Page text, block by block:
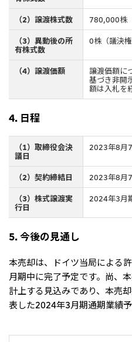
（2）譲渡株式数
780,000株
（3）異動後の所
有株式数
0株（議決
（4）譲渡価額 譲渡価額に
基づき非開
額は入札を
4. 日程
（1）取締役会決
議日
2023年8月
（2）契約締結日
2023年8月
（3）株式譲渡実
行日
2024年3月
5. 今後の見通し
本売却は、ドイツ当局による
月期中に完了予定です。尚、
計上する見込みであり、本売
表した2024年3月期通期業績